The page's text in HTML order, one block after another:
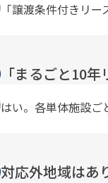
「譲渡条件付きリ
「まるごと10
はい。各単体施設ご
対応外地域はあ